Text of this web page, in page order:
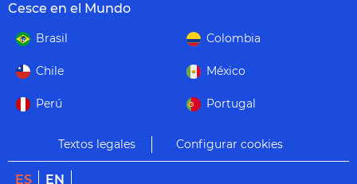
Cesce en el Mundo
Brasil Colombia
Chile México
Perú Portugal
Textos legales Configurar cookies
ES EN